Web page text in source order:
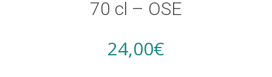
70 cl – OSE
24,00€